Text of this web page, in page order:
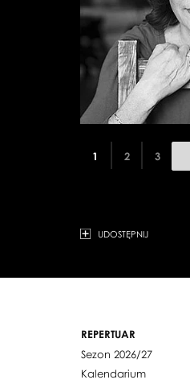
1 2 3
UDOSTĘPNIJ
REPERTUAR
Sezon 2026/27
Kalendarium